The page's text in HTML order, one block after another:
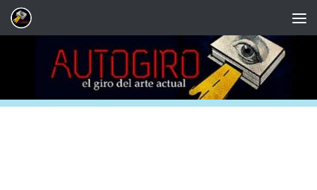
Saltar al contenido